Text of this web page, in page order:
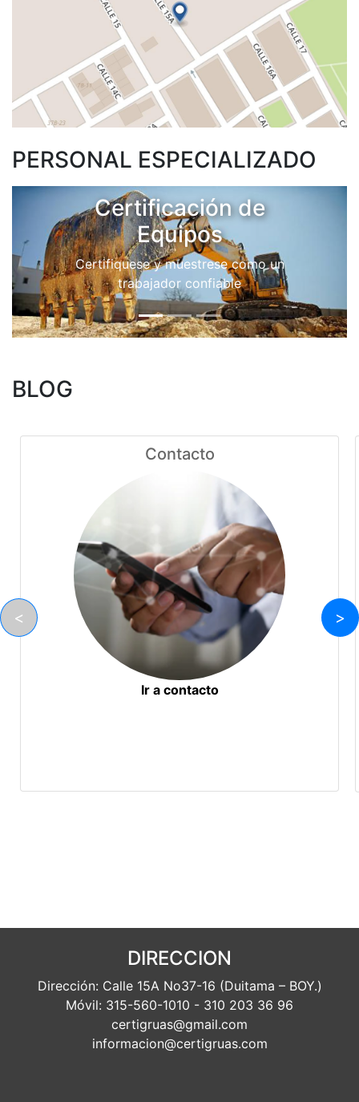
PERSONAL ESPECIALIZADO
Certificación de
Equipos
Certifiquese y muestrese como un
trabajador confiable
BLOG
Contacto
Ir a contacto
< >
DIRECCION
Dirección: Calle 15A No37-16 (Duitama – BOY.)
Móvil: 315-560-1010 - 310 203 36 96
certigruas@gmail.com
informacion@certigruas.com